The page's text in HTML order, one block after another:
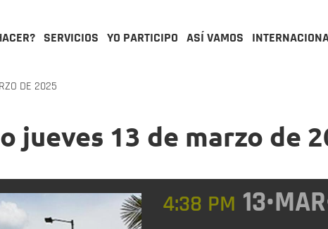
SERVICIOS YO PARTICIPO ASÍ VAMOS
DE 2025
jueves 13 de marzo de
4:38 PM